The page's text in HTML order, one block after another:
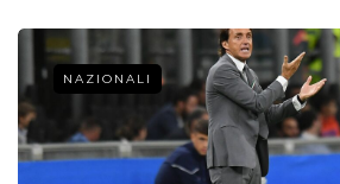
NAZIONALI